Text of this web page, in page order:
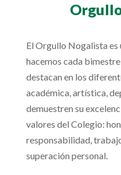
El Orgullo Nogalista
hacemos cada
destacan en los
académica, artística,
demuestren su
valores del Colegio:
responsabilidad,
superación personal.